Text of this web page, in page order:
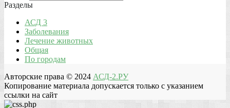
Разделы
АСД 3
Заболевания
Лечение животных
Общая
По городам
Авторские права © 2024 АСД-2.РУ
Копирование материала допускается только с указанием
ссылки на сайт